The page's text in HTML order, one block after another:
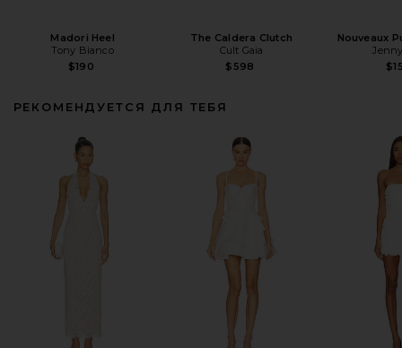
Madori Heel
Tony Bianco
$190
The Caldera Clutch
Cult Gaia
$598
Nouveaux
РЕКОМЕНДУЕТСЯ ДЛЯ ТЕБЯ